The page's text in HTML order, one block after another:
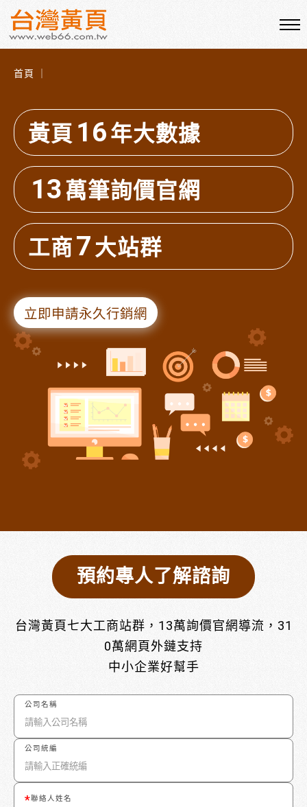
首頁 ｜
黃頁 16年大數據
13萬筆詢價官網
工商7大站群
立即申請永久行銷網
預約專人了解諮詢
台灣黃頁七大工商站群，13萬詢價官網導流，31
0萬網頁外鏈支持
中小企業好幫手
公司名稱
公司統編
聯絡人姓名